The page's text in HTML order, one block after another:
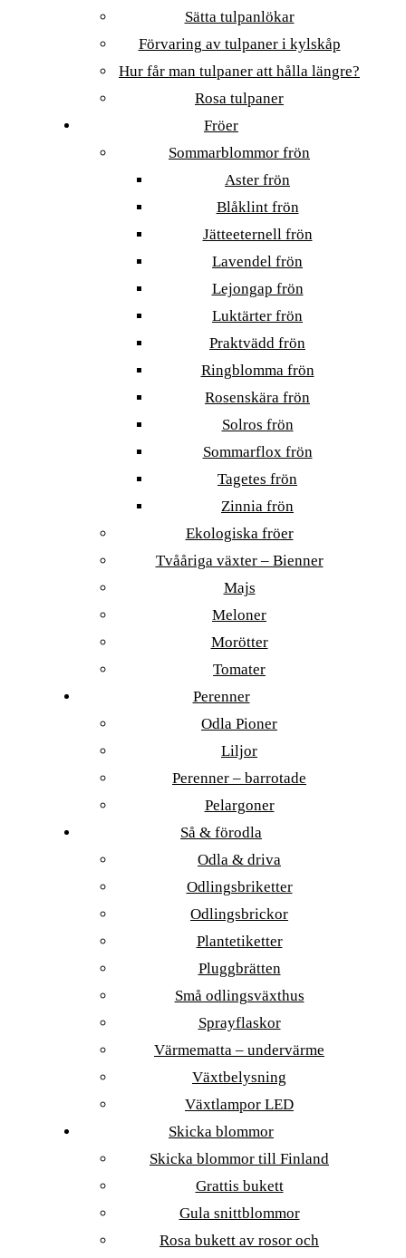
Sätta tulpanlökar
Förvaring av tulpaner i kylskåp
Hur får man tulpaner att hålla längre?
Rosa tulpaner
Fröer
Sommarblommor frön
Aster frön
Blåklint frön
Jätteeternell frön
Lavendel frön
Lejongap frön
Luktärter frön
Praktvädd frön
Ringblomma frön
Rosenskära frön
Solros frön
Sommarflox frön
Tagetes frön
Zinnia frön
Ekologiska fröer
Tvååriga växter – Bienner
Majs
Meloner
Morötter
Tomater
Perenner
Odla Pioner
Liljor
Perenner – barrotade
Pelargoner
Så & förodla
Odla & driva
Odlingsbriketter
Odlingsbrickor
Plantetiketter
Pluggbrätten
Små odlingsväxthus
Sprayflaskor
Värmematta – undervärme
Växtbelysning
Växtlampor LED
Skicka blommor
Skicka blommor till Finland
Grattis bukett
Gula snittblommor
Rosa bukett av rosor och